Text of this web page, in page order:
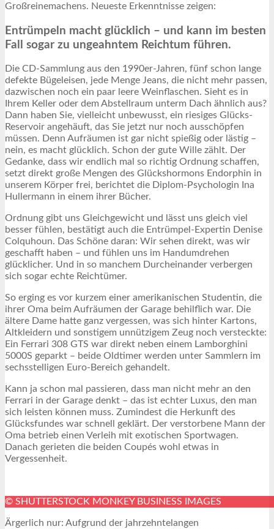
Großreinemachens. Neueste Erkenntnisse zeigen:
Entrümpeln macht glücklich – und kann im besten
Fall sogar zu ungeahntem Reichtum führen.
Die CD-Sammlung aus den 1990er-Jahren, fünf schon lange
defekte Bügeleisen, jede Menge Jeans, die nicht mehr passen,
dazwischen noch ein paar leere Weinflaschen. Sieht es in
Ihrem Keller oder dem Abstellraum unterm Dach ähnlich aus?
Dann haben Sie, vielleicht unbewusst, ein riesiges Glücks-
Reservoir angehäuft, das Sie jetzt nur noch ausschöpfen
müssen. Denn Aufräumen ist gar nicht spießig oder lästig –
nein, es macht glücklich. Schon der gute Wille zählt. Der
Gedanke, dass wir endlich mal so richtig Ordnung schaffen,
setzt direkt große Mengen des Glückshormons Endorphin in
unserem Körper frei, berichtet die Diplom-Psychologin Ina
Hullermann in einem ihrer Bücher.
Ordnung gibt uns Gleichgewicht und lässt uns gleich viel
besser fühlen, bestätigt auch die Entrümpel-Expertin Denise
Colquhoun. Das Schöne daran: Wir sehen direkt, was wir
geschafft haben – und fühlen uns im Handumdrehen
glücklicher. Und in so manchem Durcheinander verbergen
sich sogar echte Reichtümer.
So erging es vor kurzem einer amerikanischen Studentin, die
ihrer Oma beim Aufräumen der Garage behilflich war. Die
ältere Dame hatte ganz vergessen, was sich hinter Kartons,
Altkleidern und sonstigem unnützigem Zeug noch versteckte:
Ein Ferrari 308 GTS war direkt neben einem Lamborghini
5000S geparkt – beide Oldtimer werden unter Sammlern im
sechsstelligen Euro-Bereich gehandelt.
Kann ja schon mal passieren, dass man nicht mehr an den
Ferrari in der Garage denkt – das ist echter Luxus, den man
sich leisten können muss. Zumindest die Herkunft des
Glücksfundes war schnell geklärt. Der verstorbene Mann der
Oma betrieb einen Verleih mit exotischen Sportwagen.
Danach gerieten die beiden Coupés wohl etwas in
Vergessenheit.
© SHUTTERSTOCK MONKEY BUSINESS IMAGES
Ärgerlich nur: Aufgrund der jahrzehntelangen